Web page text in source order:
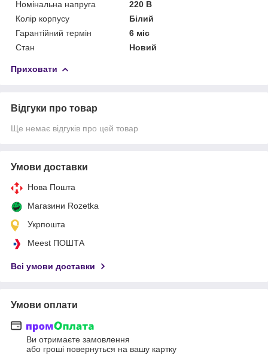
Номінальна напруга
220 В
Колір корпусу
Білий
Гарантійний термін
6 міс
Стан
Новий
Приховати
Відгуки про товар
Ще немає відгуків про цей товар
Умови доставки
Нова Пошта
Магазини Rozetka
Укрпошта
Meest ПОШТА
Всі умови доставки
Умови оплати
Ви отримаєте замовлення
або гроші повернуться на вашу картку